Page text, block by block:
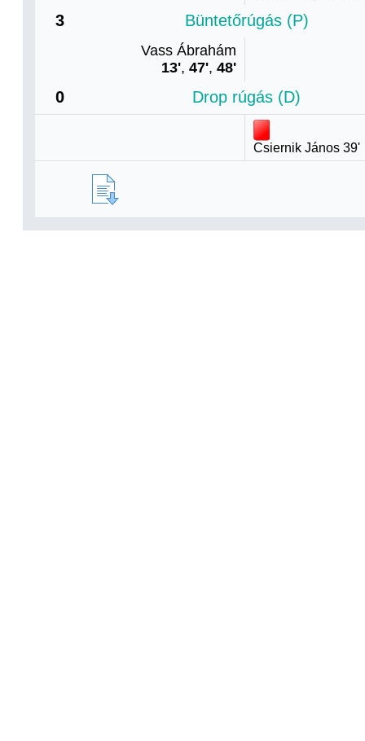
3 Büntetőrúgás (P)
Vass Ábrahám
13', 47', 48'
0 Drop rúgás (D)
Csiernik János 39'